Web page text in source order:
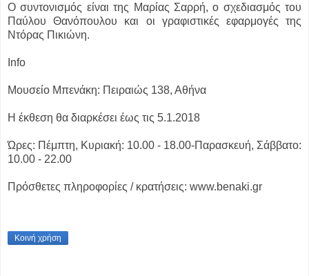
Ο συντονισμός είναι της Μαρίας Σαρρή, ο σχεδιασμός του
Παύλου Θανόπουλου και οι γραφιστικές εφαρμογές της
Ντόρας Πικιώνη.
Info
Μουσείο Μπενάκη: Πειραιώς 138, Αθήνα
Η έκθεση θα διαρκέσει έως τις 5.1.2018
Ώρες: Πέμπτη, Κυριακή: 10.00 - 18.00-Παρασκευή, Σάββατο:
10.00 - 22.00
Πρόσθετες πληροφορίες / κρατήσεις: www.benaki.gr
Κοινή χρήση